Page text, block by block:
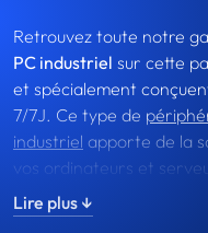
Retrouvez toute notre
PC industriel sur cette
et spécialement
7/7J. Ce type de
industriel apporte de la
vos ordinateurs et
sont
testées
une longétivité extrême
Lire plus ↓